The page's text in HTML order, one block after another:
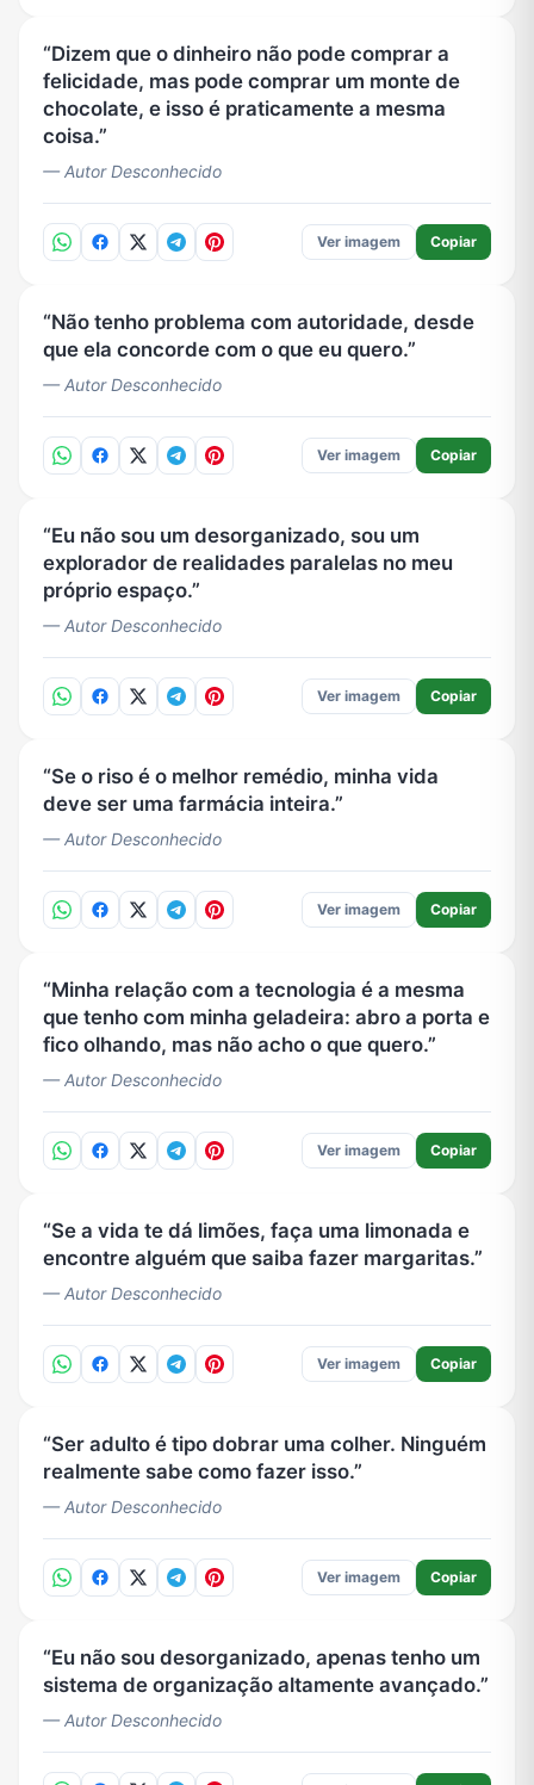
Dizem que o dinheiro não pode comprar a
felicidade, mas pode comprar um monte de
chocolate, e isso é praticamente a mesma
coisa.
— Autor Desconhecido
Ver imagem Copiar
Não tenho problema com autoridade, desde
que ela concorde com o que eu quero.
— Autor Desconhecido
Ver imagem Copiar
Eu não sou um desorganizado, sou um
explorador de realidades paralelas no meu
próprio espaço.
— Autor Desconhecido
Ver imagem Copiar
Se o riso é o melhor remédio, minha vida
deve ser uma farmácia inteira.
— Autor Desconhecido
Ver imagem Copiar
Minha relação com a tecnologia é a mesma
que tenho com minha geladeira: abro a porta e
fico olhando, mas não acho o que quero.
— Autor Desconhecido
Ver imagem Copiar
Se a vida te dá limões, faça uma limonada e
encontre alguém que saiba fazer margaritas.
— Autor Desconhecido
Ver imagem Copiar
Ser adulto é tipo dobrar uma colher. Ninguém
realmente sabe como fazer isso.
— Autor Desconhecido
Ver imagem Copiar
Eu não sou desorganizado, apenas tenho um
sistema de organização altamente avançado.
— Autor Desconhecido